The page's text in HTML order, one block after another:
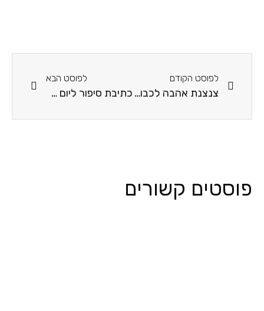
לפוסט הקודם
צנצנת אהבה לכבוד יום המשפחה
לפוסט הבא
כתיבת סיפור ליום המשפחה
פוסטים קשורים